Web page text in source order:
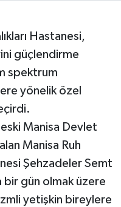
Hastanesi,
güçlendirme
spektrum
yönelik özel
Manisa Devlet
Manisa Ruh
Şehzadeler Semt
bir gün olmak üzere
yetişkin bireylere